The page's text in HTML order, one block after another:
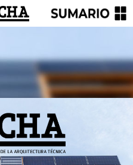
DE LA ARQUITECTURA TÉCNICA